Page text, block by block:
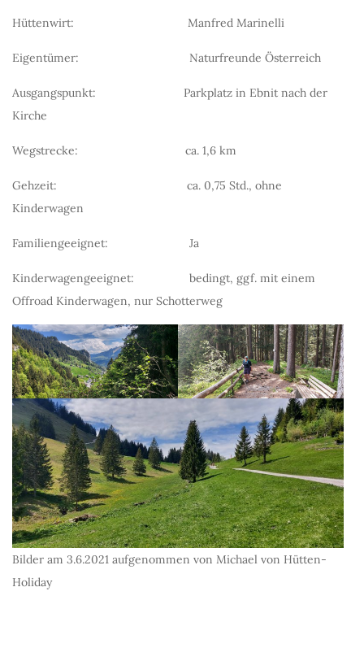
Hüttenwirt: Manfred Marinelli
Eigentümer: Naturfreunde Österreich
Ausgangspunkt: Parkplatz in Ebnit nach der
Kirche
Wegstrecke: ca. 1,6 km
Gehzeit: ca. 0,75 Std., ohne
Kinderwagen
Familiengeeignet: Ja
Kinderwagengeeignet: bedingt, ggf. mit einem
Offroad Kinderwagen, nur Schotterweg
Bilder am 3.6.2021 aufgenommen von Michael von Hütten-
Holiday